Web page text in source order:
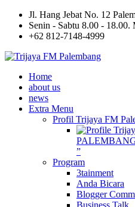
Jl. Hang Jebat No. 12
Senin - Sabtu 8.00 -
+62 812-7148-4999
Home
about us
news
Extra Menu
Profil Trijaya FM
”
Program
3tainment
Anda Bicara
Blogger
Business Talk